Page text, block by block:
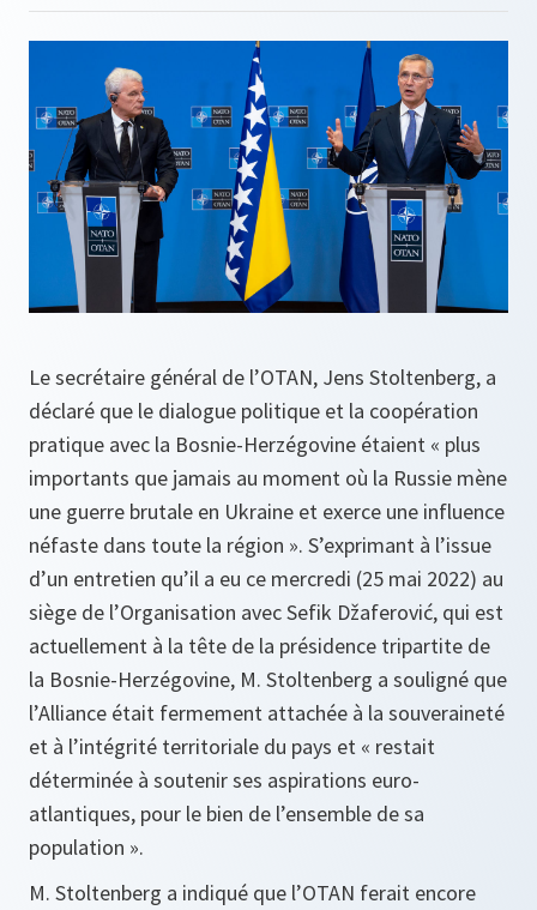
Le secrétaire général de l’OTAN, Jens Stoltenberg, a
déclaré que le dialogue politique et la coopération
pratique avec la Bosnie-Herzégovine étaient « plus
importants que jamais au moment où la Russie mène
une guerre brutale en Ukraine et exerce une influence
néfaste dans toute la région ». S’exprimant à l’issue
d’un entretien qu’il a eu ce mercredi (25 mai 2022) au
siège de l’Organisation avec Sefik Džaferović, qui est
actuellement à la tête de la présidence tripartite de
la Bosnie-Herzégovine, M. Stoltenberg a souligné que
l’Alliance était fermement attachée à la souveraineté
et à l’intégrité territoriale du pays et « restait
déterminée à soutenir ses aspirations euro-
atlantiques, pour le bien de l’ensemble de sa
population ».
M. Stoltenberg a indiqué que l’OTAN ferait encore